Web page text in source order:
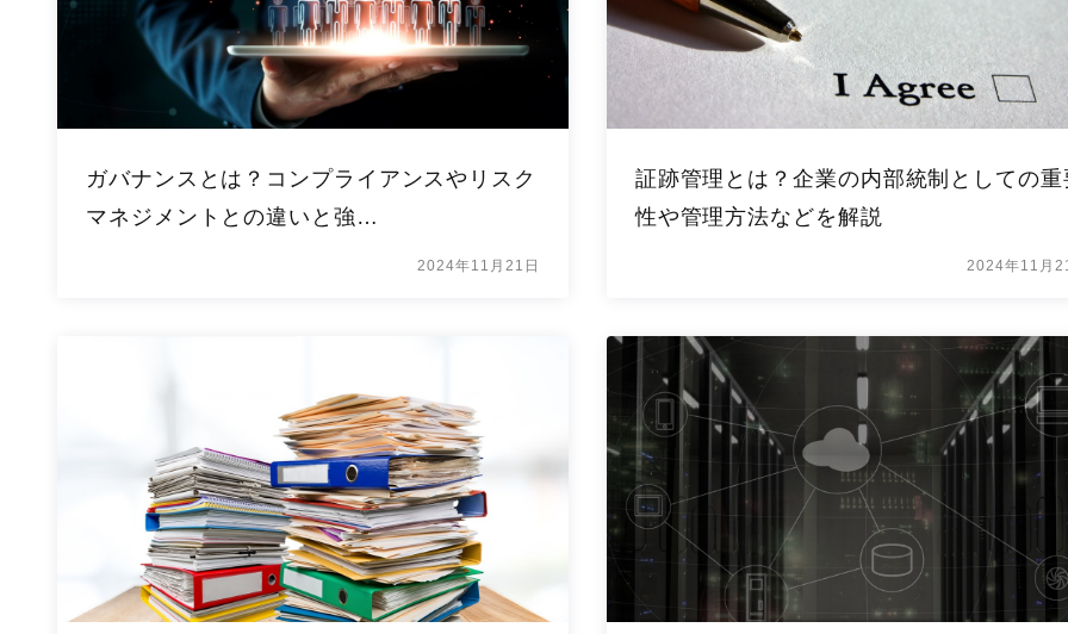
ガバナンスとは？コンプライアンスやリスク
マネジメントとの違いと強…
2024年11月21日
証跡管理とは？企業の内部統制としての重
性や管理方法などを解説
2024年11月